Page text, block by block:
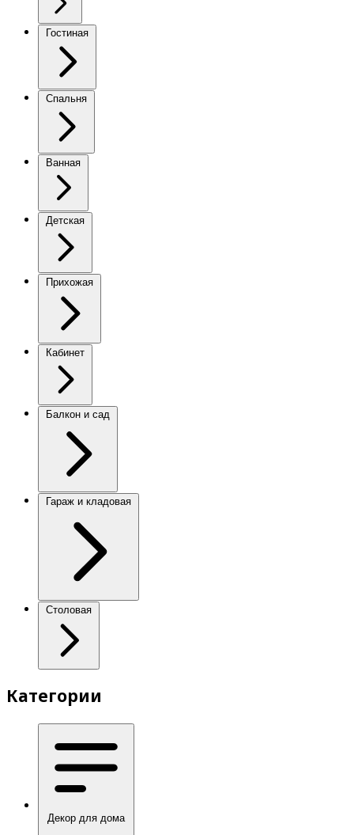
Гостиная
Спальня
Ванная
Детская
Прихожая
Кабинет
Балкон и сад
Гараж и кладовая
Столовая
Категории
Декор для дома